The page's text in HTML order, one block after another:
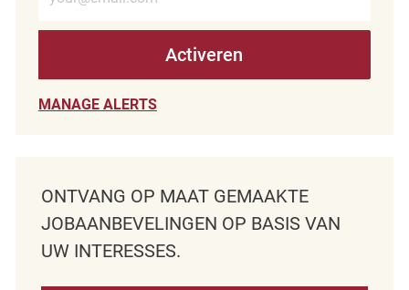
Activeren
MANAGE ALERTS
ONTVANG OP MAAT GEMAAKTE
JOBAANBEVELINGEN OP BASIS VAN
UW INTERESSES.